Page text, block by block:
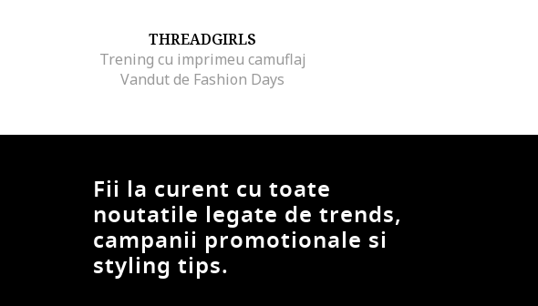
THREADGIRLS
Trening cu imprimeu camuflaj
Vandut de Fashion Days
Fii la curent cu toate
noutatile legate de trends,
campanii promotionale si
styling tips.